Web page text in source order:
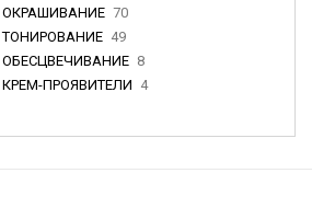
ОКРАШИВАНИЕ 70
ТОНИРОВАНИЕ 49
ОБЕСЦВЕЧИВАНИЕ 8
КРЕМ-ПРОЯВИТЕЛИ 4